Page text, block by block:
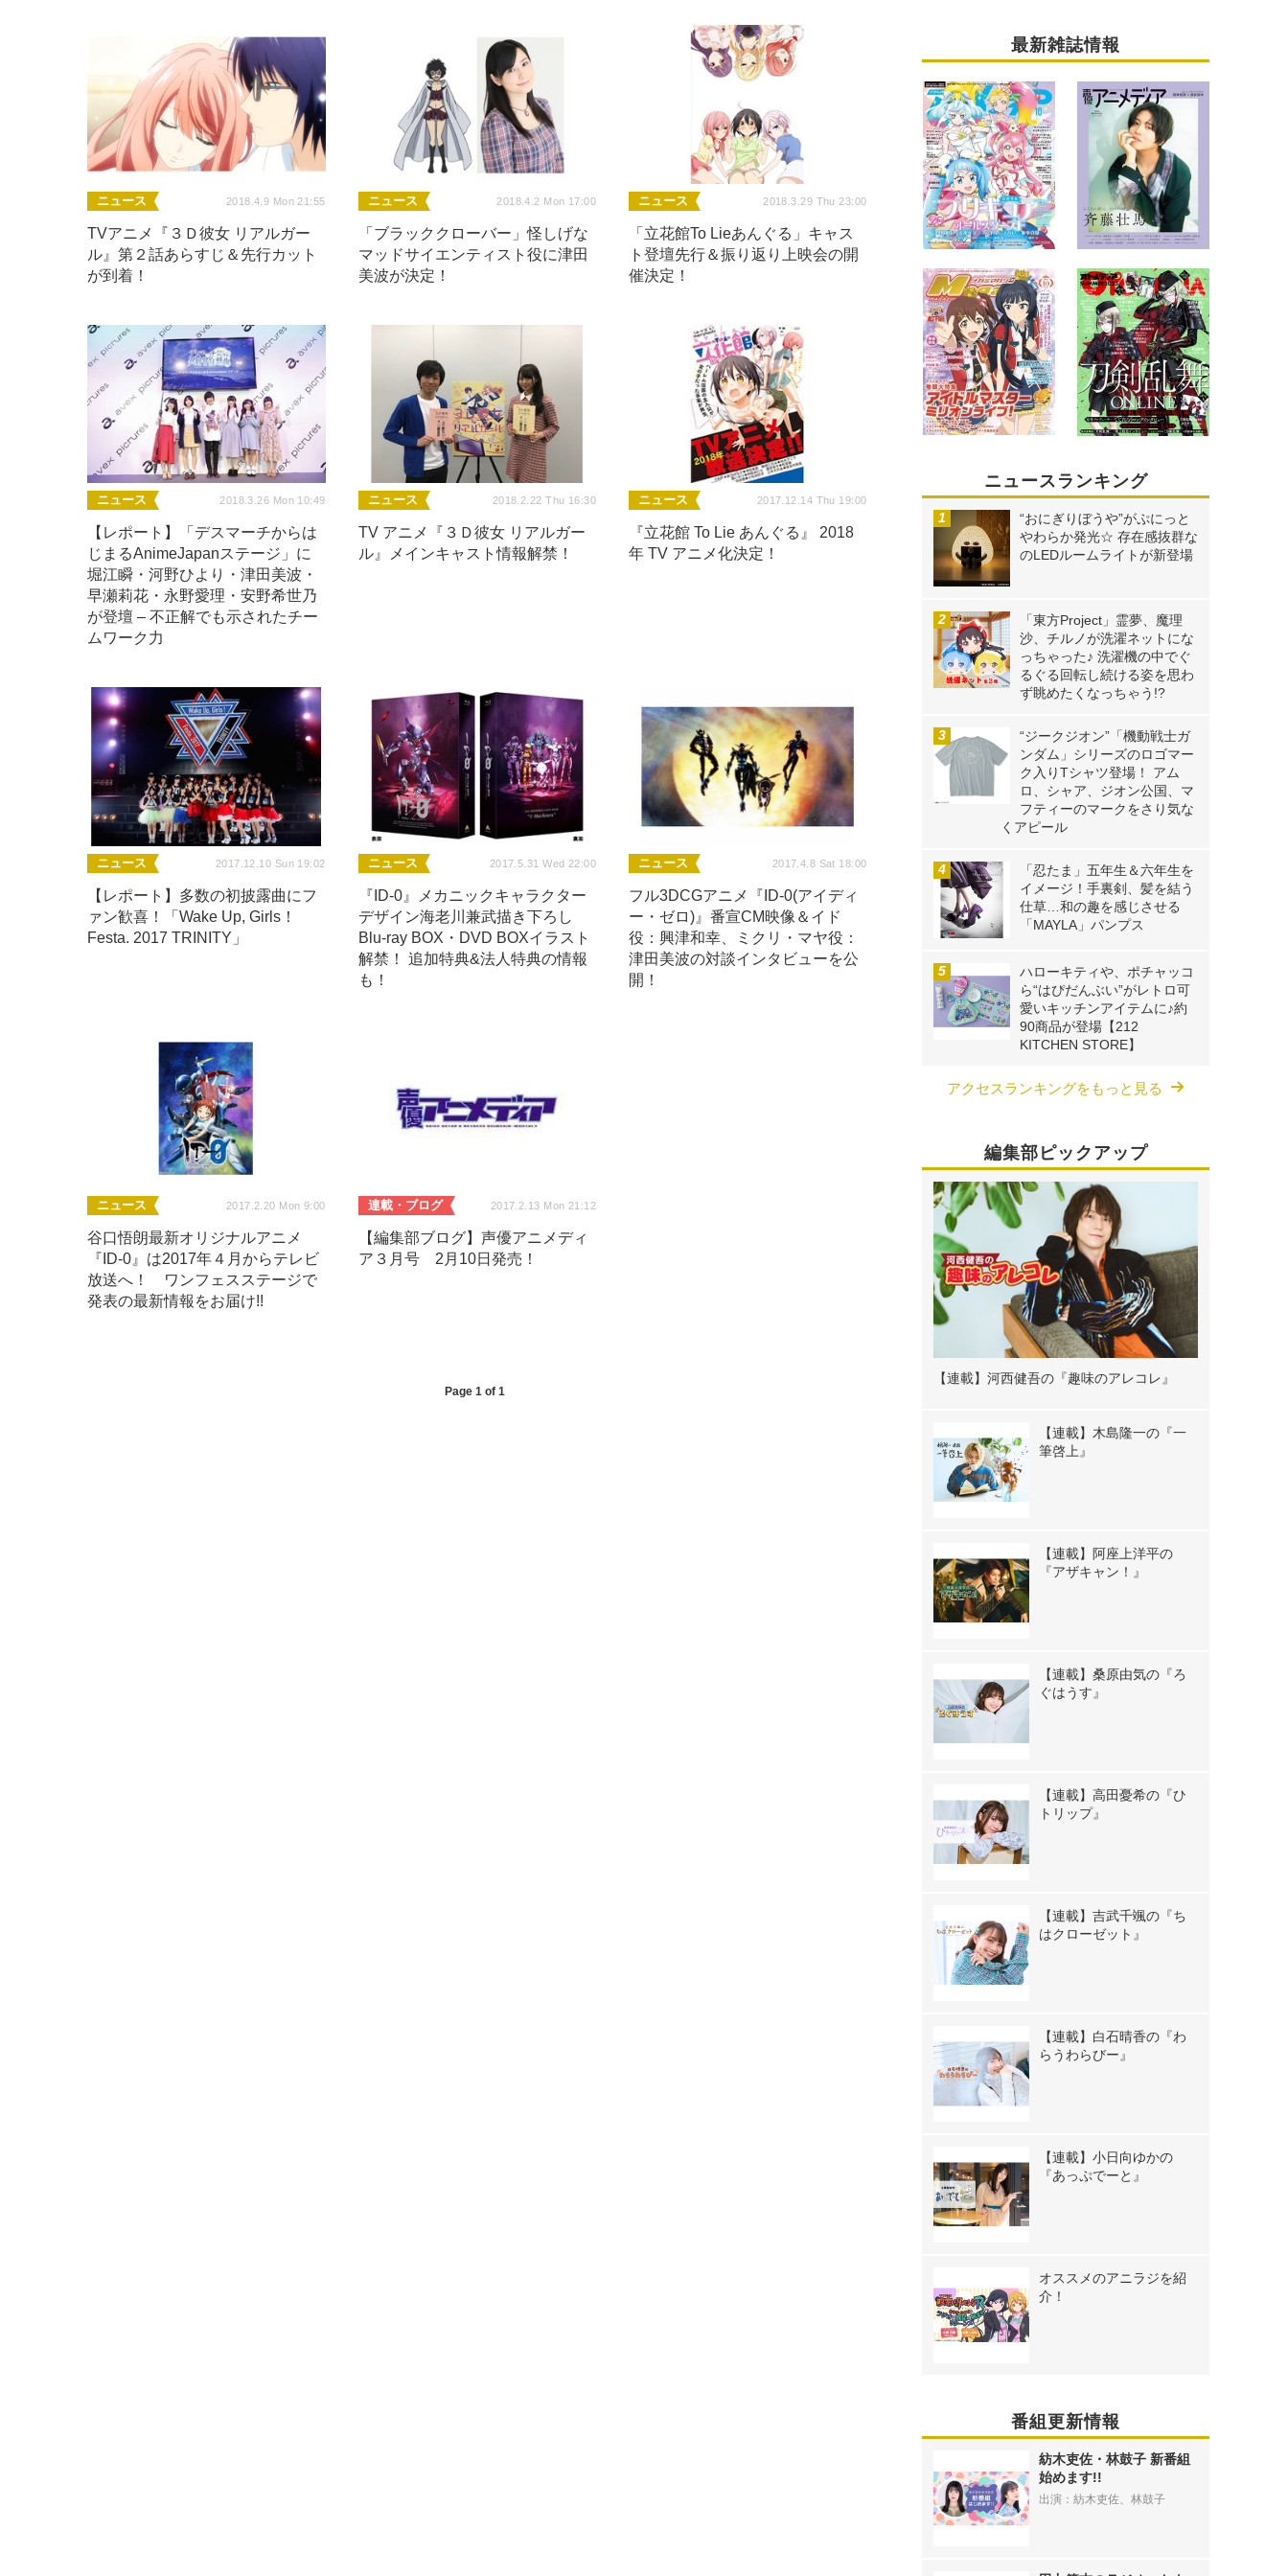
ニュース 2018.4.9 Mon 21:55
TVアニメ『３Ｄ彼女 リアルガー
ル』第２話あらすじ＆先行カット
が到着！
ニュース 2018.4.2 Mon 17:00
「ブラッククローバー」怪しげな
マッドサイエンティスト役に津田
美波が決定！
ニュース 2018.3.29 Thu 23:00
「立花館To Lieあんぐる」キャス
ト登壇先行＆振り返り上映会の開
催決定！
ニュース 2018.3.26 Mon 10:49
【レポート】「デスマーチからは
じまるAnimeJapanステージ」に
堀江瞬・河野ひより・津田美波・
早瀬莉花・永野愛理・安野希世乃
が登壇 – 不正解でも示されたチー
ムワーク力
ニュース 2018.2.22 Thu 16:30
TV アニメ『３Ｄ彼女 リアルガー
ル』メインキャスト情報解禁！
ニュース 2017.12.14 Thu 19:00
『立花館 To Lie あんぐる』 2018
年 TV アニメ化決定！
ニュース 2017.12.10 Sun 19:02
【レポート】多数の初披露曲にフ
ァン歓喜！「Wake Up, Girls！
Festa. 2017 TRINITY」
ニュース 2017.5.31 Wed 22:00
『ID-0』メカニックキャラクター
デザイン海老川兼武描き下ろし
Blu-ray BOX・DVD BOXイラスト
解禁！ 追加特典&法人特典の情報
も！
ニュース 2017.4.8 Sat 18:00
フル3DCGアニメ『ID-0(アイディ
ー・ゼロ)』番宣CM映像＆イド
役：興津和幸、ミクリ・マヤ役：
津田美波の対談インタビューを公
開！
ニュース 2017.2.20 Mon 9:00
谷口悟朗最新オリジナルアニメ
『ID-0』は2017年４月からテレビ
放送へ！ ワンフェスステージで
発表の最新情報をお届け!!
連載・ブログ 2017.2.13 Mon 21:12
【編集部ブログ】声優アニメディ
ア３月号 2月10日発売！
Page 1 of 1
最新雑誌情報
ニュースランキング
“おにぎりぼうや”がぷにっと
やわらか発光☆ 存在感抜群な
のLEDルームライトが新登場
「東方Project」霊夢、魔理
沙、チルノが洗濯ネットにな
っちゃった♪ 洗濯機の中でぐ
るぐる回転し続ける姿を思わ
ず眺めたくなっちゃう!?
“ジークジオン”「機動戦士ガ
ンダム」シリーズのロゴマー
ク入りTシャツ登場！ アム
ロ、シャア、ジオン公国、マ
フティーのマークをさり気な
くアピール
「忍たま」五年生＆六年生を
イメージ！手裏剣、髪を結う
仕草…和の趣を感じさせる
「MAYLA」パンプス
ハローキティや、ポチャッコ
ら“はぴだんぶい”がレトロ可
愛いキッチンアイテムに♪約
90商品が登場【212
KITCHEN STORE】
アクセスランキングをもっと見る
編集部ピックアップ
【連載】河西健吾の『趣味のアレコレ』
【連載】木島隆一の『一
筆啓上』
【連載】阿座上洋平の
『アザキャン！』
【連載】桑原由気の『ろ
ぐはうす』
【連載】高田憂希の『ひ
トリップ』
【連載】吉武千颯の『ち
はクローゼット』
【連載】白石晴香の『わ
らうわらびー』
【連載】小日向ゆかの
『あっぷでーと』
オススメのアニラジを紹
介！
番組更新情報
紡木吏佐・林鼓子 新番組
始めます!!
出演：紡木吏佐、林鼓子